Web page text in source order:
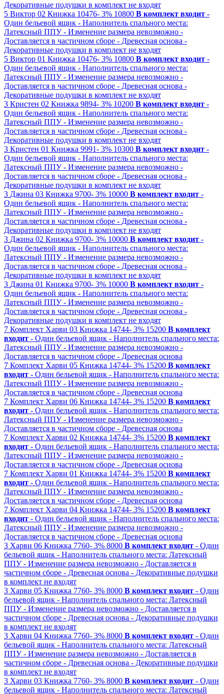
Декоративные подушки в комплект не входят
5 Виктор 02 Книжка 10476- 3% 10800 В комплект входит -
Один бельевой ящик - Наполнитель спального места:
Латексный ППУ - Изменение размера невозможно -
Доставляется в частичном сборе - Древесная основа -
Декоративные подушки в комплект не входят
5 Виктор 01 Книжка 10476- 3% 10800 В комплект входит -
Один бельевой ящик - Наполнитель спального места:
Латексный ППУ - Изменение размера невозможно -
Доставляется в частичном сборе - Древесная основа -
Декоративные подушки в комплект не входят
3 Кристен 02 Книжка 9894- 3% 10200 В комплект входит -
Один бельевой ящик - Наполнитель спального места:
Латексный ППУ - Изменение размера невозможно -
Доставляется в частичном сборе - Древесная основа -
Декоративные подушки в комплект не входят
3 Кристен 01 Книжка 9991- 3% 10300 В комплект входит -
Один бельевой ящик - Наполнитель спального места:
Латексный ППУ - Изменение размера невозможно -
Доставляется в частичном сборе - Древесная основа -
Декоративные подушки в комплект не входят
3 Джина 03 Книжка 9700- 3% 10000 В комплект входит -
Один бельевой ящик - Наполнитель спального места:
Латексный ППУ - Изменение размера невозможно -
Доставляется в частичном сборе - Древесная основа -
Декоративные подушки в комплект не входят
3 Джина 02 Книжка 9700- 3% 10000 В комплект входит -
Один бельевой ящик - Наполнитель спального места:
Латексный ППУ - Изменение размера невозможно -
Доставляется в частичном сборе - Древесная основа -
Декоративные подушки в комплект не входят
3 Джина 01 Книжка 9700- 3% 10000 В комплект входит -
Один бельевой ящик - Наполнитель спального места:
Латексный ППУ - Изменение размера невозможно -
Доставляется в частичном сборе - Древесная основа -
Декоративные подушки в комплект не входят
7 Комплект Харви 03 Книжка 14744- 3% 15200 В комплект
входит - Один бельевой ящик - Наполнитель спального места:
Латексный ППУ - Изменение размера невозможно -
Доставляется в частичном сборе - Древесная основа
7 Комплект Харви 05 Книжка 14744- 3% 15200 В комплект
входит - Один бельевой ящик - Наполнитель спального места:
Латексный ППУ - Изменение размера невозможно -
Доставляется в частичном сборе - Древесная основа
7 Комплект Харви 06 Книжка 14744- 3% 15200 В комплект
входит - Один бельевой ящик - Наполнитель спального места:
Латексный ППУ - Изменение размера невозможно -
Доставляется в частичном сборе - Древесная основа
7 Комплект Харви 02 Книжка 14744- 3% 15200 В комплект
входит - Один бельевой ящик - Наполнитель спального места:
Латексный ППУ - Изменение размера невозможно -
Доставляется в частичном сборе - Древесная основа
7 Комплект Харви 01 Книжка 14744- 3% 15200 В комплект
входит - Один бельевой ящик - Наполнитель спального места:
Латексный ППУ - Изменение размера невозможно -
Доставляется в частичном сборе - Древесная основа
7 Комплект Харви 04 Книжка 14744- 3% 15200 В комплект
входит - Один бельевой ящик - Наполнитель спального места:
Латексный ППУ - Изменение размера невозможно -
Доставляется в частичном сборе - Древесная основа
3 Харви 06 Книжка 7760- 3% 8000 В комплект входит - Один
бельевой ящик - Наполнитель спального места: Латексный
ППУ - Изменение размера невозможно - Доставляется в
частичном сборе - Древесная основа - Декоративные подушки
в комплект не входят
3 Харви 05 Книжка 7760- 3% 8000 В комплект входит - Один
бельевой ящик - Наполнитель спального места: Латексный
ППУ - Изменение размера невозможно - Доставляется в
частичном сборе - Древесная основа - Декоративные подушки
в комплект не входят
3 Харви 04 Книжка 7760- 3% 8000 В комплект входит - Один
бельевой ящик - Наполнитель спального места: Латексный
ППУ - Изменение размера невозможно - Доставляется в
частичном сборе - Древесная основа - Декоративные подушки
в комплект не входят
3 Харви 03 Книжка 7760- 3% 8000 В комплект входит - Один
бельевой ящик - Наполнитель спального места: Латексный